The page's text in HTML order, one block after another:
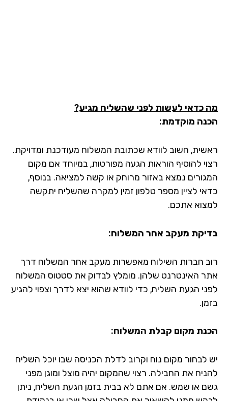
כדאי לעשות לפני שהשליח מגיע?
מוקדמת:
חשוב לוודא שכתובת המשלוח מעודכנת ומדויקת.
להוסיף הוראות הגעה מפורטות, במיוחד אם מקום
נמצא באזור מרוחק או קשה למציאה. בנוסף,
לציין מספר טלפון זמין למקרה שהשליח יתקשה
אתכם.
מעקב אחר המשלוח:
חברות השילוח מאפשרות מעקב אחר המשלוח דרך
האינטרנט שלהן. מומלץ לבדוק את סטטוס המשלוח
הגעת השליח, כדי לוודא שהוא יצא לדרך וצפוי להגיע
מקום קבלת המשלוח:
לבחור מקום נוח וקרוב לדלת הכניסה שבו יוכל השליח
את החבילה. רצוי שהמקום יהיה מוצל ומוגן מפני
או שמש. אם אתם לא בבית בזמן הגעת השליח, ניתן